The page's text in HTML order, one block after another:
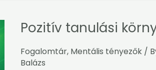
Pozitív tanulási
Fogalomtár, Mentális tényezők/
Balázs
Pozitív
környezet